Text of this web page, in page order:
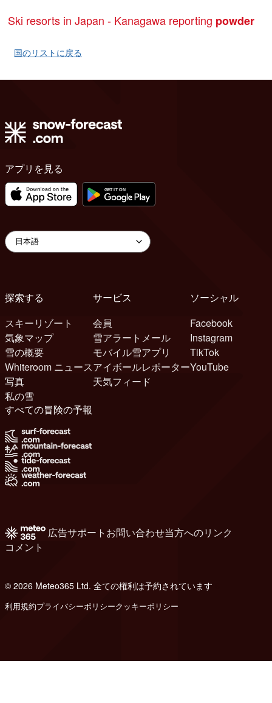
Ski resorts in Japan - Kanagawa reporting powder
国のリストに戻る
アプリを見る
探索する
スキーリゾート
気象マップ
雪の概要
Whiteroom ニュース
写真
私の雪
サービス
会員
雪アラートメール
モバイル雪アプリ
アイボールレポーター
天気フィード
ソーシャル
Facebook
Instagram
TikTok
YouTube
すべての冒険の予報
広告サポート お問い合わせ当方へのリンク
コメント
© 2026 Meteo365 Ltd. 全ての権利は予約されています
利用規約プライバシーポリシークッキーポリシー